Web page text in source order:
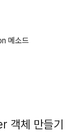
메소드
체 만들기